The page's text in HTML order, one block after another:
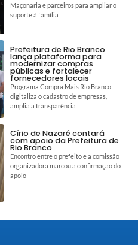
Maçonaria e parceiros para ampliar o
suporte à família
Prefeitura de Rio Branco
lança plataforma para
modernizar compras
públicas e fortalecer
fornecedores locais
Programa Compra Mais Rio Branco
digitaliza o cadastro de empresas,
amplia a transparência
Círio de Nazaré contará
com apoio da Prefeitura de
Rio Branco
Encontro entre o prefeito e a comissão
organizadora marcou a confirmação do
apoio